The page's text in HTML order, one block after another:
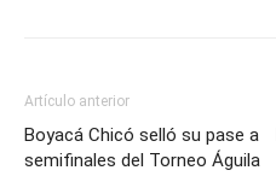
Artículo anterior
Boyacá Chicó selló su pase a
semifinales del Torneo Águila